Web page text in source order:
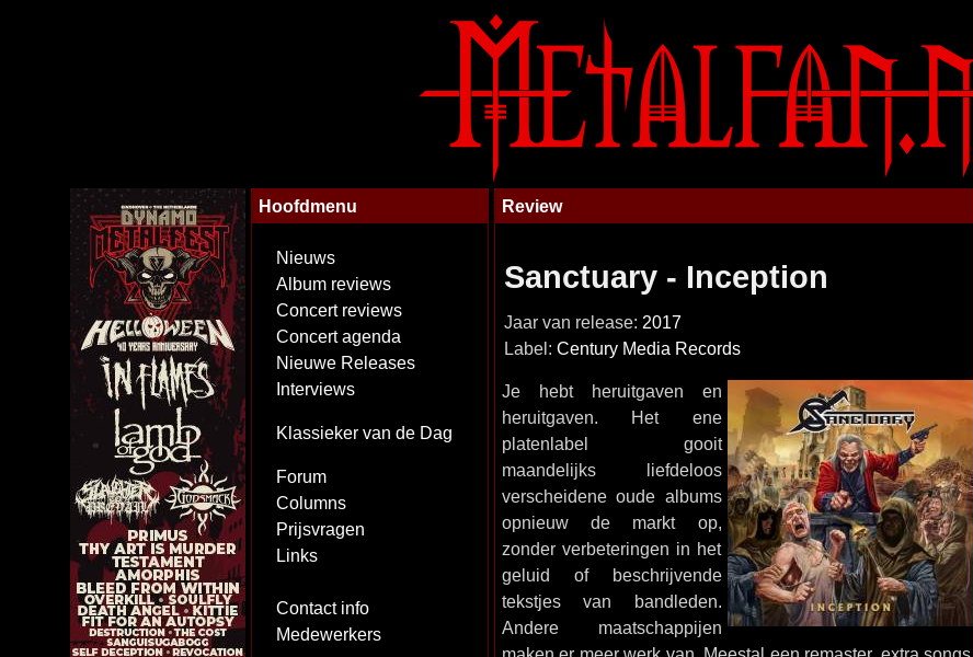
Hoofdmenu
Nieuws
Album reviews
Concert reviews
Concert agenda
Nieuwe Releases
Interviews
Klassieker van de Dag
Forum
Columns
Prijsvragen
Links
Contact info
Medewerkers
Review
Sanctuary - Inception
Jaar van release: 2017
Label: Century Media Records
Je hebt heruitgaven en
heruitgaven. Het ene
platenlabel gooit
maandelijks liefdeloos
verscheidene oude albums
opnieuw de markt op,
zonder verbeteringen in het
geluid of beschrijvende
tekstjes van bandleden.
Andere maatschappijen